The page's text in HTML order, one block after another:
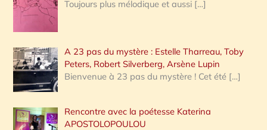
Toujours plus mélodique et aussi […]
A 23 pas du mystère : Estelle Tharreau, Toby
Peters, Robert Silverberg, Arsène Lupin
Bienvenue à 23 pas du mystère ! Cet été […]
Rencontre avec la poétesse Katerina
APOSTOLOPOULOU